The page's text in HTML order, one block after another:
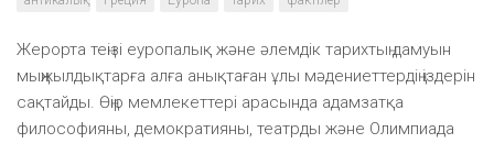
Жерорта теңізі еуропалық және әлемдік тарихтың дамуын
мыңжылдықтарға алға анықтаған ұлы мәдениеттердің іздерін
сақтайды. Өңір мемлекеттері арасында адамзатқа
философияны, демократияны, театрды және Олимпиада